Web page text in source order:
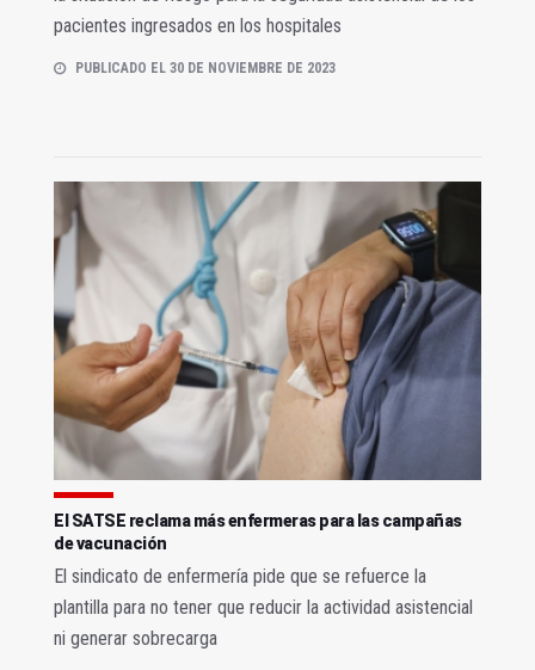
pacientes ingresados en los hospitales
PUBLICADO EL 30 DE NOVIEMBRE DE 2023
El SATSE reclama más enfermeras para las campañas
de vacunación
El sindicato de enfermería pide que se refuerce la
plantilla para no tener que reducir la actividad asistencial
ni generar sobrecarga